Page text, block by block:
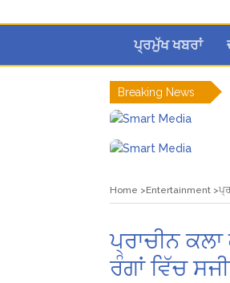
ਪ੍ਰਮੁੱਖ ਖਬਰਾਂ
Breaking News
Home Entertainment
ਪ੍ਰਾਚੀਨ
ਰੰਗਾਂ ਵਿੱਚ